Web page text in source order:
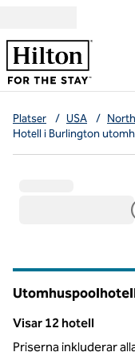
Platser / USA /
Hotell i Burlington
Visar 12 hotell
Visar 12 hotell
Priserna inkluderar